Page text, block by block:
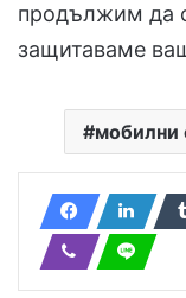
продължим да
защитаваме
мобилни